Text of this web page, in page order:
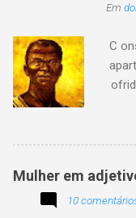
Em
C
Mulher em
10